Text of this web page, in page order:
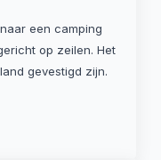
een camping
op zeilen. Het
gevestigd zijn.